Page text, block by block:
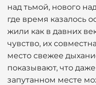
над тьмой, нового
где время казалось
жили как в давних
чувство, их
место свежее
показывают, что
запутанном месте